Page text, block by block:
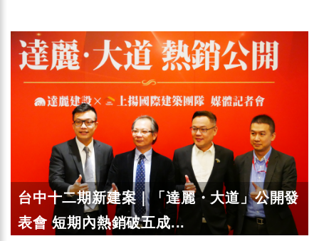
台中十二期新建案｜「達麗・大道」公開發
表會 短期內熱銷破五成...